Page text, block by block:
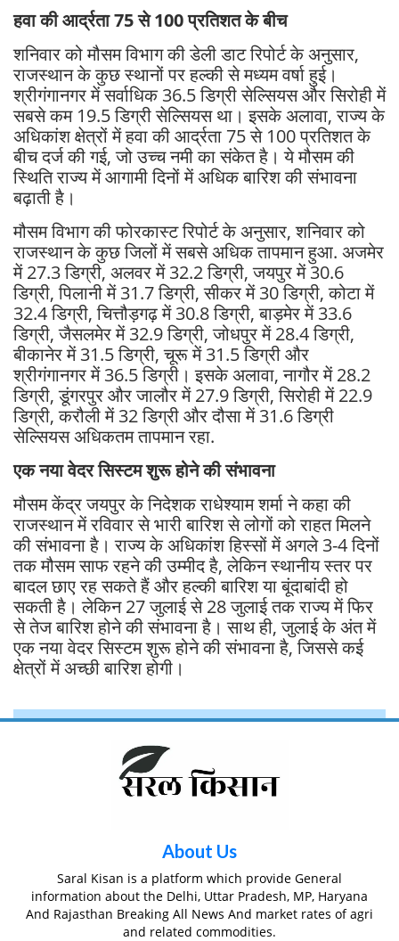
हवा की आर्द्रता 75 से 100 प्रतिशत के बीच
शनिवार को मौसम विभाग की डेली डाट रिपोर्ट के अनुसार,
राजस्थान के कुछ स्थानों पर हल्की से मध्यम वर्षा हुई।
श्रीगंगानगर में सर्वाधिक 36.5 डिग्री सेल्सियस और सिरोही में
सबसे कम 19.5 डिग्री सेल्सियस था। इसके अलावा, राज्य के
अधिकांश क्षेत्रों में हवा की आर्द्रता 75 से 100 प्रतिशत के
बीच दर्ज की गई, जो उच्च नमी का संकेत है। ये मौसम की
स्थिति राज्य में आगामी दिनों में अधिक बारिश की संभावना
बढ़ाती है।
मौसम विभाग की फोरकास्ट रिपोर्ट के अनुसार, शनिवार को
राजस्थान के कुछ जिलों में सबसे अधिक तापमान हुआ. अजमेर
में 27.3 डिग्री, अलवर में 32.2 डिग्री, जयपुर में 30.6
डिग्री, पिलानी में 31.7 डिग्री, सीकर में 30 डिग्री, कोटा में
32.4 डिग्री, चित्तौड़गढ़ में 30.8 डिग्री, बाड़मेर में 33.6
डिग्री, जैसलमेर में 32.9 डिग्री, जोधपुर में 28.4 डिग्री,
बीकानेर में 31.5 डिग्री, चूरू में 31.5 डिग्री और
श्रीगंगानगर में 36.5 डिग्री। इसके अलावा, नागौर में 28.2
डिग्री, डूंगरपुर और जालौर में 27.9 डिग्री, सिरोही में 22.9
डिग्री, करौली में 32 डिग्री और दौसा में 31.6 डिग्री
सेल्सियस अधिकतम तापमान रहा.
एक नया वेदर सिस्टम शुरू होने की संभावना
मौसम केंद्र जयपुर के निदेशक राधेश्याम शर्मा ने कहा की
राजस्थान में रविवार से भारी बारिश से लोगों को राहत मिलने
की संभावना है। राज्य के अधिकांश हिस्सों में अगले 3-4 दिनों
तक मौसम साफ रहने की उम्मीद है, लेकिन स्थानीय स्तर पर
बादल छाए रह सकते हैं और हल्की बारिश या बूंदाबांदी हो
सकती है। लेकिन 27 जुलाई से 28 जुलाई तक राज्य में फिर
से तेज बारिश होने की संभावना है। साथ ही, जुलाई के अंत में
एक नया वेदर सिस्टम शुरू होने की संभावना है, जिससे कई
क्षेत्रों में अच्छी बारिश होगी।
About Us
Saral Kisan is a platform which provide General
information about the Delhi, Uttar Pradesh, MP, Haryana
And Rajasthan Breaking All News And market rates of agri
and related commodities.